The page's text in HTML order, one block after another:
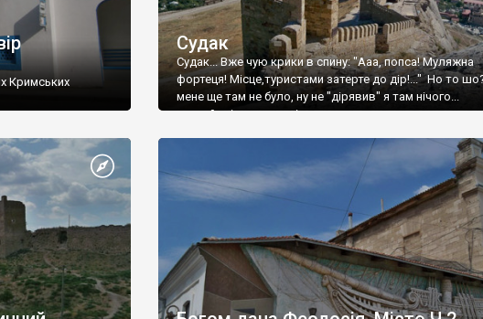
Кримських
Судак
Судак... Вже чую крики в спину: "Ааа, попса! Муляжна
фортеця! Місце,туристами затерте до дір!..." Но то
мене ще там не було, ну не "дірявив" я там нічого...
принаймні до цього літа.